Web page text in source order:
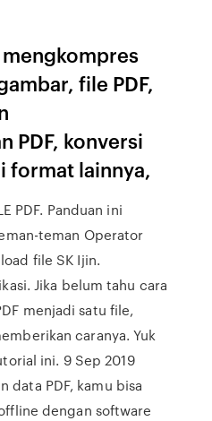
mengkompres
file PDF,
PDF, konversi
format lainnya,
PDF. Panduan ini
teman Operator
file SK Ijin.
Jika belum tahu cara
menjadi satu file,
caranya. Yuk
ini. 9 Sep 2019
data PDF, kamu bisa
dengan software